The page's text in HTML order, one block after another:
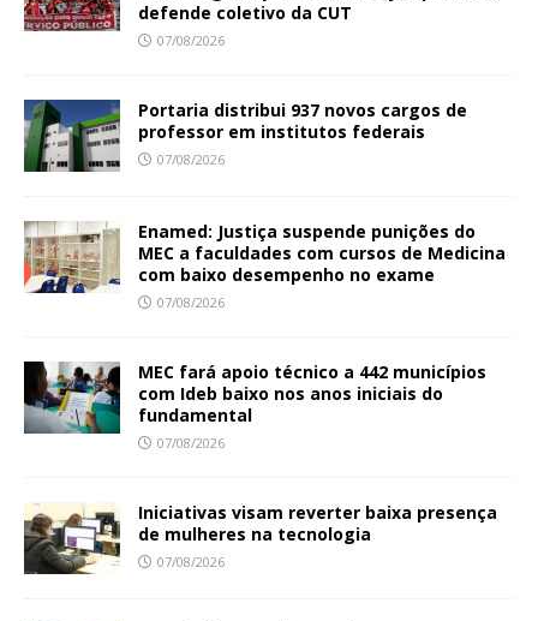
defende coletivo da CUT
07/08/2026
Portaria distribui 937 novos cargos de
professor em institutos federais
07/08/2026
Enamed: Justiça suspende punições do
MEC a faculdades com cursos de Medicina
com baixo desempenho no exame
07/08/2026
MEC fará apoio técnico a 442 municípios
com Ideb baixo nos anos iniciais do
fundamental
07/08/2026
Iniciativas visam reverter baixa presença
de mulheres na tecnologia
07/08/2026